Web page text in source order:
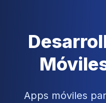
Apps móviles